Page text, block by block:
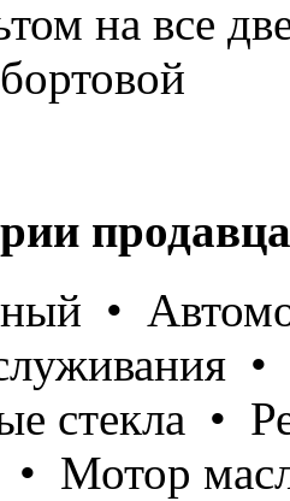
на все
•
•
стекла •
Мотор